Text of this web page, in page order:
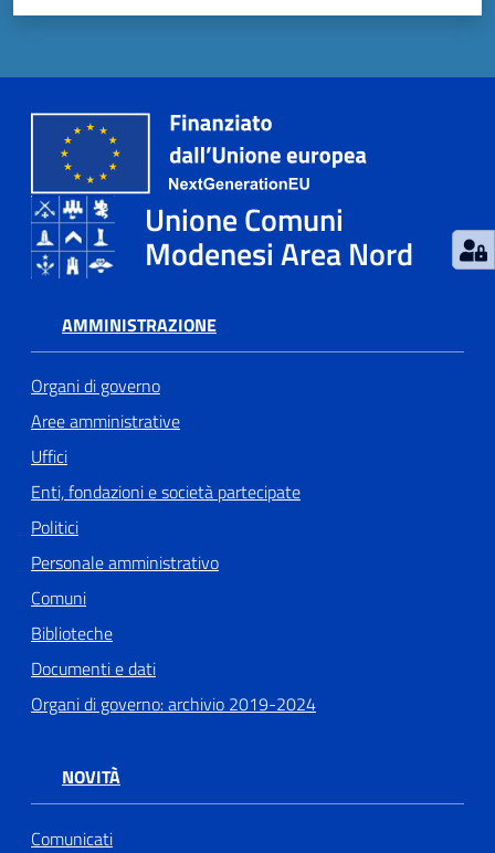
Unione Comuni
Modenesi Area Nord
AMMINISTRAZIONE
Organi di governo
Aree amministrative
Uffici
Enti, fondazioni e società partecipate
Politici
Personale amministrativo
Comuni
Biblioteche
Documenti e dati
Organi di governo: archivio 2019-2024
NOVITÀ
Comunicati